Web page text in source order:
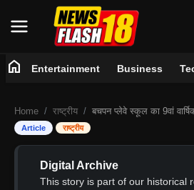
Entertainment
Business
home Entertainment Business
Home राष्ट्रीय बचपन प्लेवे स्कूल का 9वां वार्षिक
Article राष्ट्रीय
Digital Archive
This story is part of our historical